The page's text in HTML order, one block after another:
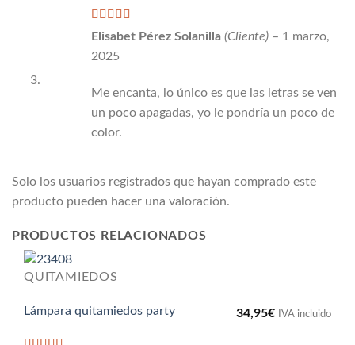
Valorado
Elisabet Pérez Solanilla (Cliente) – 1 marzo,
2025
Me encanta, lo único es que las letras se ven
un poco apagadas, yo le pondría un poco de
color.
Solo los usuarios registrados que hayan comprado este
producto pueden hacer una valoración.
PRODUCTOS RELACIONADOS
QUITAMIEDOS
Lámpara quitamiedos party 34,95€ IVA incluido